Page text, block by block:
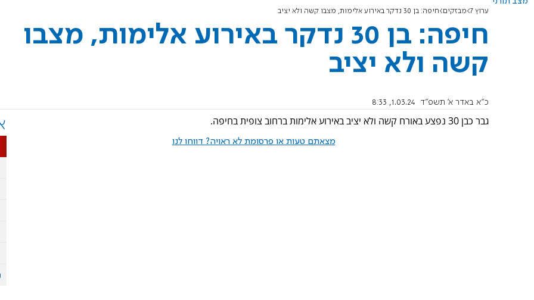
ערוץ 7 מבזקים חיפה: בן 30 נדקר באירוע אלימות, מצבו קשה ולא יציב
חיפה: בן 30 נדקר באירוע אלימות, מצבו
קשה ולא יציב
כ"א באדר א׳ תשפ"ד 1.03.24, 8:33
גבר כבן 30 נפצע באורח קשה ולא יציב באירוע אלימות ברחוב צופית בחיפה.
מצאתם טעות או פרסומת לא ראויה? דווחו לנו